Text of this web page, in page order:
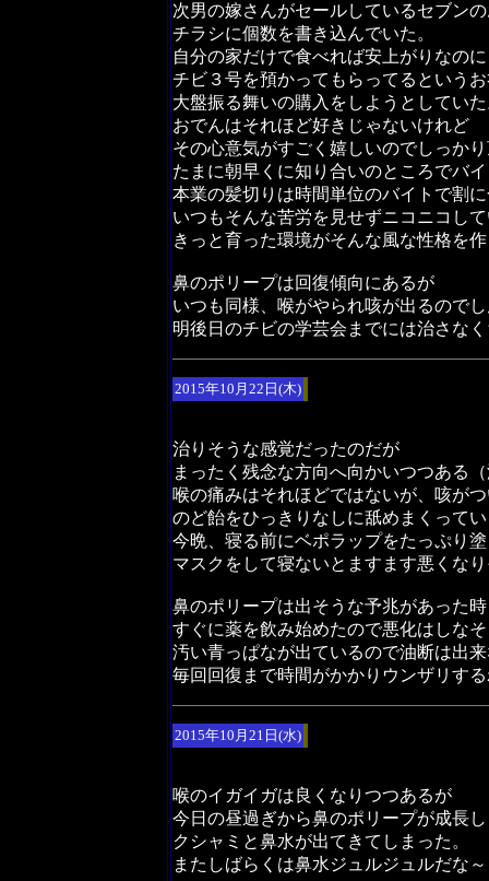
次男の嫁さんがセールしているセブン
チラシに個数を書き込んでいた。
自分の家だけで食べれば安上がりなのに
チビ３号を預かってもらってるという
大盤振る舞いの購入をしようとしてい
おでんはそれほど好きじゃないけれど
その心意気がすごく嬉しいのでしっか
たまに朝早くに知り合いのところでバ
本業の髪切りは時間単位のバイトで割
いつもそんな苦労を見せずニコニコし
きっと育った環境がそんな風な性格を
鼻のポリープは回復傾向にあるが
いつも同様、喉がやられ咳が出るので
明後日のチビの学芸会までには治さな
2015年10月22日(木)
治りそうな感覚だったのだが
まったく残念な方向へ向かいつつある
喉の痛みはそれほどではないが、咳が
のど飴をひっきりなしに舐めまくって
今晩、寝る前にベポラップをたっぷり
マスクをして寝ないとますます悪くな
鼻のポリープは出そうな予兆があった時
すぐに薬を飲み始めたので悪化はしな
汚い青っぱなが出ているので油断は出
毎回回復まで時間がかかりウンザリす
2015年10月21日(水)
喉のイガイガは良くなりつつあるが
今日の昼過ぎから鼻のポリープが成長し
クシャミと鼻水が出てきてしまった。
またしばらくは鼻水ジュルジュルだな